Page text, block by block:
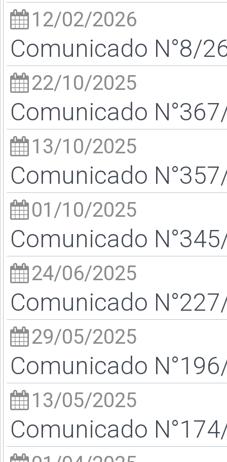
12/02/2026
Comunicado N°8/
22/10/2025
Comunicado
13/10/2025
Comunicado
01/10/2025
Comunicado
24/06/2025
Comunicado
29/05/2025
Comunicado
13/05/2025
Comunicado